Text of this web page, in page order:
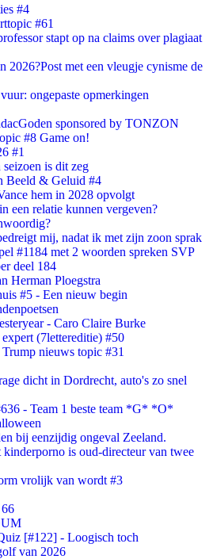
#4
#61
stapt op na claims over plagiaat
2026?Post met een vleugje cynisme de
ongepaste opmerkingen
sponsored by TONZON
#8 Game on!
#1
is dit zeg
Beeld & Geluid #4
hem in 2028 opvolgt
een relatie kunnen vergeven?
mij, nadat ik met zijn zoon sprak
#1184 met 2 woorden spreken SVP
deel 184
Herman Ploegstra
#5 - Een nieuw begin
- Caro Claire Burke
(7lettereditie) #50
nieuws topic #31
dicht in Dordrecht, auto's zo snel
- Team 1 beste team *G* *O*
bij eenzijdig ongeval Zeeland.
is oud-directeur van twee
vrolijk van wordt #3
[#122] - Loogisch toch
van 2026